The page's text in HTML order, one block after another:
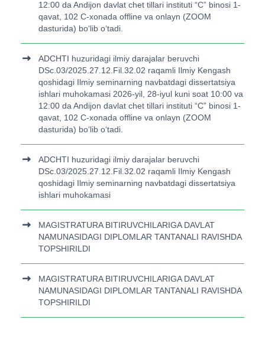
12:00 da Andijon davlat chet tillari instituti “C” binosi 1-
qavat, 102 C-xonada offline va onlayn (ZOOM
dasturida) bo‘lib o‘tadi.
ADCHTI huzuridagi ilmiy darajalar beruvchi
DSc.03/2025.27.12.Fil.32.02 raqamli Ilmiy Kengash
qoshidagi Ilmiy seminarning navbatdagi dissertatsiya
ishlari muhokamasi 2026-yil, 28-iyul kuni soat 10:00 va
12:00 da Andijon davlat chet tillari instituti “C” binosi 1-
qavat, 102 C-xonada offline va onlayn (ZOOM
dasturida) bo‘lib o‘tadi.
ADCHTI huzuridagi ilmiy darajalar beruvchi
DSc.03/2025.27.12.Fil.32.02 raqamli Ilmiy Kengash
qoshidagi Ilmiy seminarning navbatdagi dissertatsiya
ishlari muhokamasi
MAGISTRATURA BITIRUVCHILARIGA DAVLAT
NAMUNASIDAGI DIPLOMLAR TANTANALI RAVISHDA
TOPSHIRILDI
MAGISTRATURA BITIRUVCHILARIGA DAVLAT
NAMUNASIDAGI DIPLOMLAR TANTANALI RAVISHDA
TOPSHIRILDI